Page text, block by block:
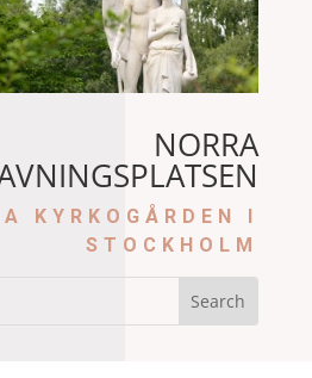
NORRA
KYRKOGÅRDEN I
STOCKHOLM